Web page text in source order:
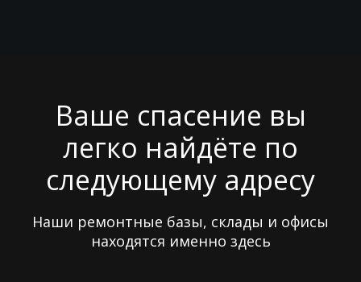
Ваше спасение вы
легко найдёте по
следующему адресу
Наши ремонтные базы, склады и офисы
находятся именно здесь